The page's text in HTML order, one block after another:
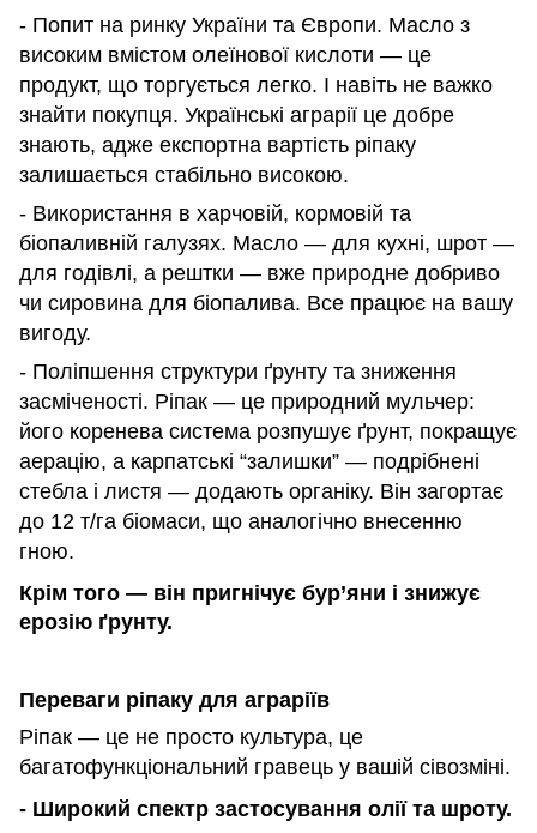
- Попит на ринку України та Європи. Масло з
високим вмістом олеїнової кислоти — це
продукт, що торгується легко. І навіть не важко
знайти покупця. Українські аграрії це добре
знають, адже експортна вартість ріпаку
залишається стабільно високою.
- Використання в харчовій, кормовій та
біопаливній галузях. Масло — для кухні, шрот —
для годівлі, а рештки — вже природне добриво
чи сировина для біопалива. Все працює на вашу
вигоду.
- Поліпшення структури ґрунту та зниження
засміченості. Ріпак — це природний мульчер:
його коренева система розпушує ґрунт, покращує
аерацію, а карпатські “залишки” — подрібнені
стебла і листя — додають органіку. Він загортає
до 12 т/га біомаси, що аналогічно внесенню
гною.
Крім того — він пригнічує бур’яни і знижує
ерозію ґрунту.
Переваги ріпаку для аграріїв
Ріпак — це не просто культура, це
багатофункціональний гравець у вашій сівозміні.
- Широкий спектр застосування олії та шроту.